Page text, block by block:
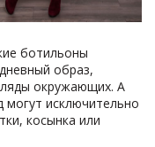
ботильоны
образ,
окружающих. А
могут исключительно
косынка или